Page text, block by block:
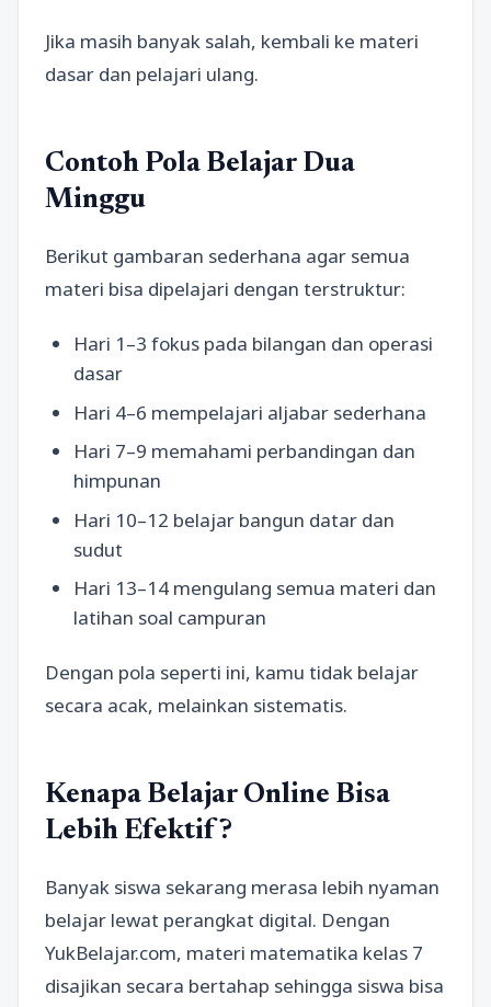
Jika masih banyak salah, kembali ke materi
dasar dan pelajari ulang.
Contoh Pola Belajar Dua
Minggu
Berikut gambaran sederhana agar semua
materi bisa dipelajari dengan terstruktur:
Hari 1–3 fokus pada bilangan dan operasi
dasar
Hari 4–6 mempelajari aljabar sederhana
Hari 7–9 memahami perbandingan dan
himpunan
Hari 10–12 belajar bangun datar dan
sudut
Hari 13–14 mengulang semua materi dan
latihan soal campuran
Dengan pola seperti ini, kamu tidak belajar
secara acak, melainkan sistematis.
Kenapa Belajar Online Bisa
Lebih Efektif?
Banyak siswa sekarang merasa lebih nyaman
belajar lewat perangkat digital. Dengan
YukBelajar.com, materi matematika kelas 7
disajikan secara bertahap sehingga siswa bisa